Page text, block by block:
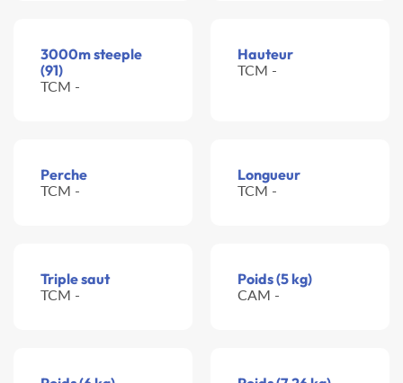
3000m steeple
(91)
TCM -
Hauteur
TCM -
Perche
TCM -
Longueur
TCM -
Triple saut
TCM -
Poids (5 kg)
CAM -